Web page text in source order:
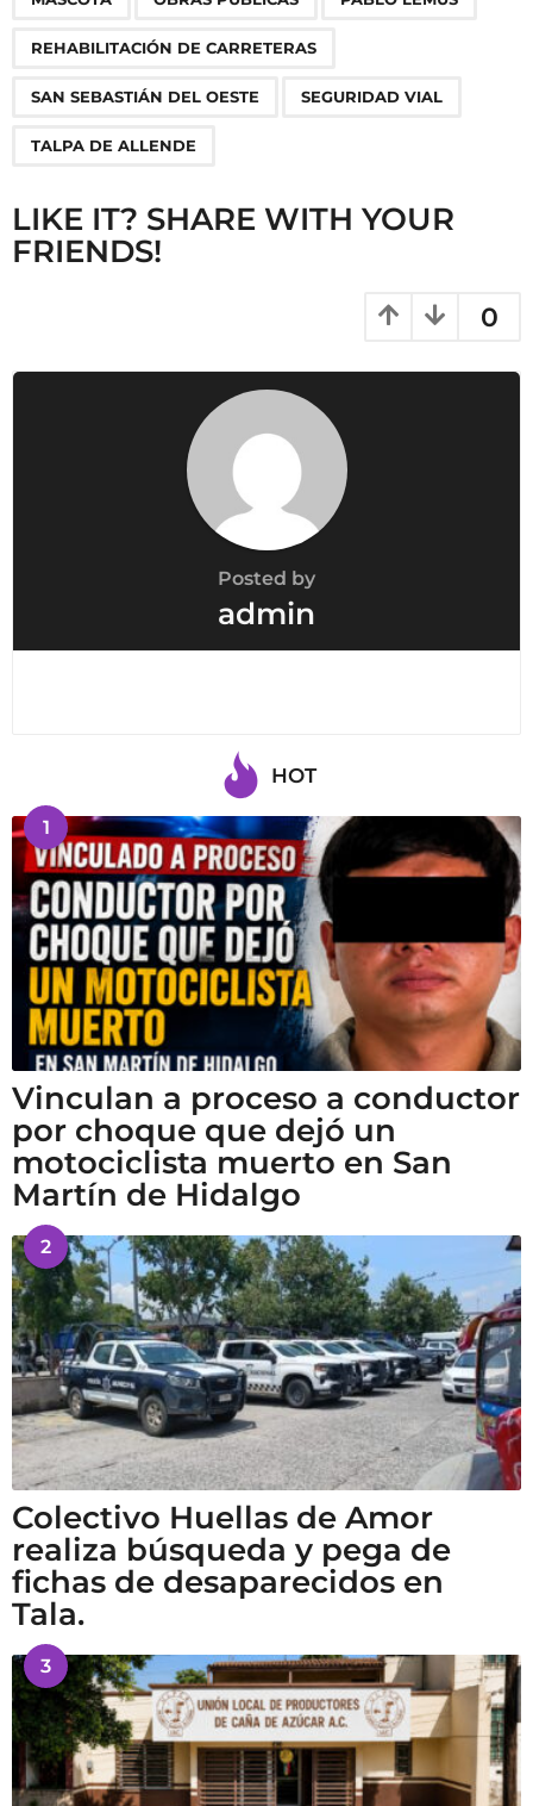
REHABILITACIÓN DE CARRETERAS
SAN SEBASTIÁN DEL OESTE SEGURIDAD VIAL
TALPA DE ALLENDE
LIKE IT? SHARE WITH YOUR
FRIENDS!
0
Posted by
admin
HOT
1
Vinculan a proceso a conductor
por choque que dejó un
motociclista muerto en San
Martín de Hidalgo
2
Colectivo Huellas de Amor
realiza búsqueda y pega de
fichas de desaparecidos en
Tala.
3